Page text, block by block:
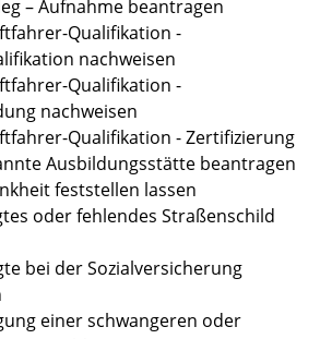
– Aufnahme beantragen
Qualifikation -
nachweisen
Qualifikation -
nachweisen
Qualifikation - Zertifizierung
Ausbildungsstätte beantragen
feststellen lassen
oder fehlendes Straßenschild
bei der Sozialversicherung
einer schwangeren oder